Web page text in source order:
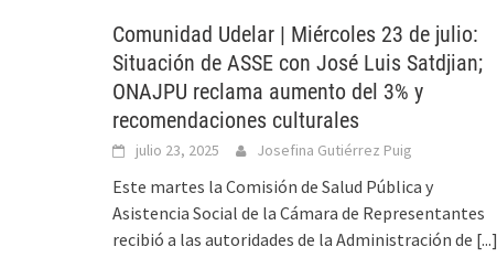
Comunidad Udelar | Miércoles 23 de julio:
Situación de ASSE con José Luis Satdjian;
ONAJPU reclama aumento del 3% y
recomendaciones culturales
julio 23, 2025 Josefina Gutiérrez Puig
Este martes la Comisión de Salud Pública y
Asistencia Social de la Cámara de Representantes
recibió a las autoridades de la Administración de [...]